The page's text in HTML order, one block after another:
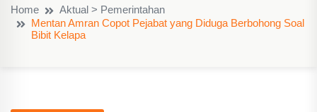
Home
Aktual > Pemerintahan
Mentan Amran Copot Pejabat yang Diduga Berbohong Soal
Bibit Kelapa